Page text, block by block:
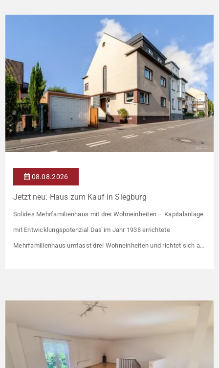
08.08.2026
Jetzt neu: Haus zum Kauf in Siegburg
Solides Mehrfamilienhaus mit drei Wohneinheiten – Kapitalanlage
mit Entwicklungspotenzial Das im Jahr 1938 errichtete
Mehrfamilienhaus umfasst drei Wohneinheiten und richtet sich an
Damit liegt das Mietniveau deutlich unter dem ortsüblichen